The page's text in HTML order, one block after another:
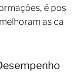
é pos
as ca